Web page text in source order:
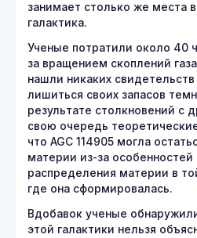
занимает столько же места
галактика.
Ученые потратили около 40
за вращением скоплений
нашли никаких
лишиться своих запасов
результате столкновений с
свою очередь
что AGC 114905 могла
материи из-за особенностей
распределения материи в
где она сформировалась.
Вдобавок ученые
этой галактики нельзя